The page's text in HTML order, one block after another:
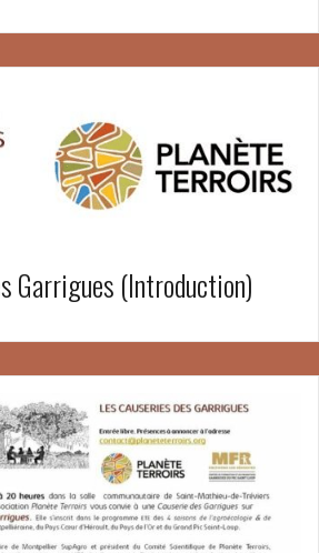
Garrigues (Introduction)